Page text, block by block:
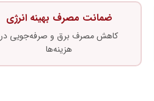
ضمانت مصرف بهینه انرژی
کاهش مصرف برق و صرفه‌جویی در
هزینه‌ها